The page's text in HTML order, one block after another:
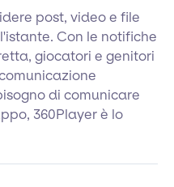
post, video e file
Con le notifiche
giocatori e genitori
di comunicare
360Player è lo